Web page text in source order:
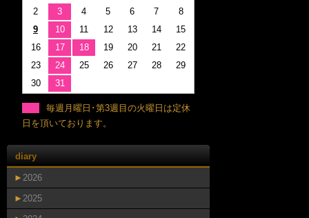
2
3 4 5 6 7
8
9
10 11 12 13 14
15
16
17 18 19 20 21
22
23
24 25 26 27 28
29
30
31
毎週月曜日･第3週目の火曜日は定休
日を頂いております。
diary
► 2026
► 2025